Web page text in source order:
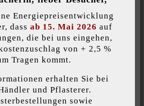
Inaktiv
akzeptieren
zu können...Mehr Informationen
Energiepreisentwicklung
dass ab 15. Mai 2026 auf
die bei uns eingehen,
von + 2,5 %
Tragen kommt.
erhalten Sie bei
und Pflasterer.
sowie